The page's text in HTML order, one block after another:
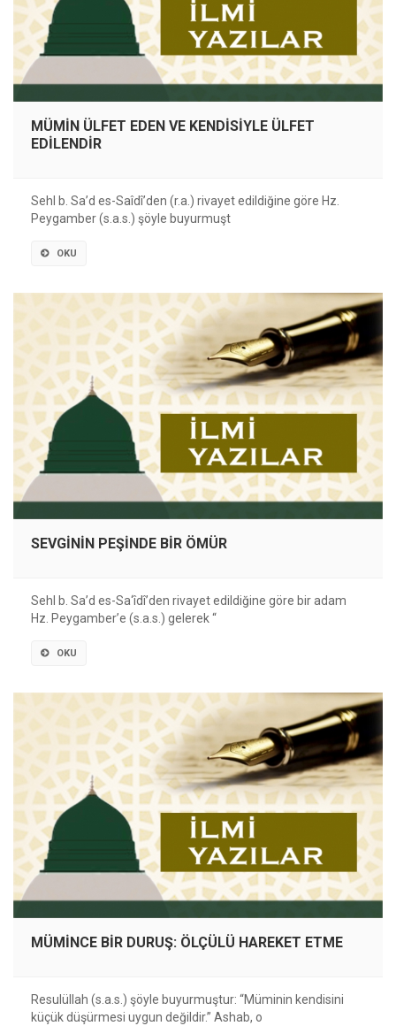
MÜMİN ÜLFET EDEN VE KENDİSİYLE ÜLFET
EDİLENDİR
Sehl b. Sa’d es-Saîdîʼden (r.a.) rivayet edildiğine göre Hz.
Peygamber (s.a.s.) şöyle buyurmuşt
OKU
SEVGİNİN PEŞİNDE BİR ÖMÜR
Sehl b. Sa’d es-Sa‘îdî’den rivayet edildiğine göre bir adam
Hz. Peygamberʼe (s.a.s.) gelerek “
OKU
MÜMİNCE BİR DURUŞ: ÖLÇÜLÜ HAREKET ETME
Resulüllah (s.a.s.) şöyle buyurmuştur: “Müminin kendisini
küçük düşürmesi uygun değildir.” Ashab, o